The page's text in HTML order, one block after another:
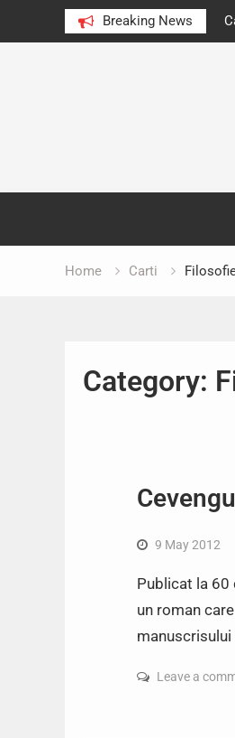
Breaking News
au citit românii în 2023
Home Carti
Category:
9 May 2012
Publicat la 60
un roman
Leave a